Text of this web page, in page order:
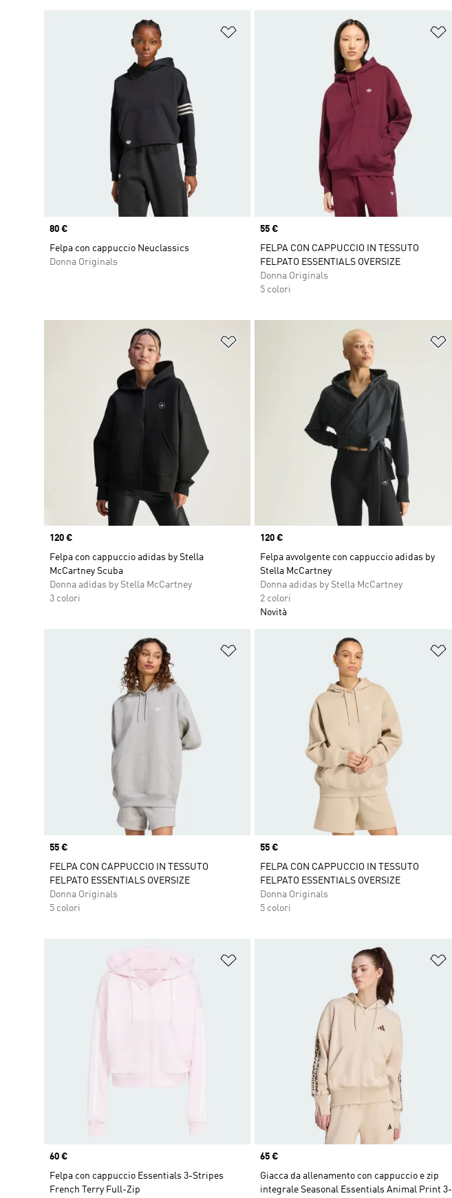
Aggiungi alla lista dei desideri
Price
80 €
Felpa con cappuccio Neuclassics
Donna Originals
Price
55 €
FELPA CON CAPPUCCIO IN TESSUTO
FELPATO ESSENTIALS OVERSIZE
Donna Originals
5 colori
Aggiungi alla lista dei desideri
Price
120 €
Felpa con cappuccio adidas by Stella
McCartney Scuba
Donna adidas by Stella McCartney
3 colori
Price
120 €
Felpa avvolgente con cappuccio adidas by
Stella McCartney
Donna adidas by Stella McCartney
2 colori
Novità
Aggiungi alla lista dei desideri
Price
55 €
FELPA CON CAPPUCCIO IN TESSUTO
FELPATO ESSENTIALS OVERSIZE
Donna Originals
5 colori
Price
55 €
FELPA CON CAPPUCCIO IN TESSUTO
FELPATO ESSENTIALS OVERSIZE
Donna Originals
5 colori
Aggiungi alla lista dei desideri
Price
60 €
Felpa con cappuccio Essentials 3-Stripes
French Terry Full-Zip
Price
65 €
Giacca da allenamento con cappuccio e zip
integrale Seasonal Essentials Animal Print 3-